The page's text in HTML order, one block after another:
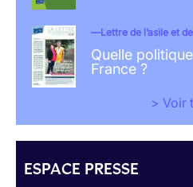
Lettre de l’asile et
Quelle
France ?
> Voir
ESPACE PRESSE